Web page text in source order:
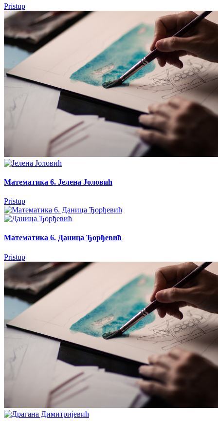
Pristup
Математика 6. Јелена Јоловић
Pristup
Математика 6. Даница Ђорђевић
Pristup